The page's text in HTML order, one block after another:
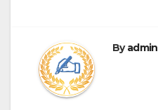
Byadmin